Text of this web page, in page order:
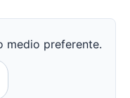
medio preferente.